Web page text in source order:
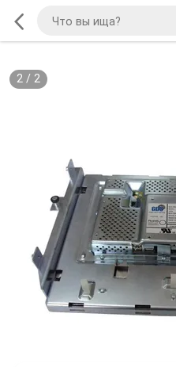
2/ 2